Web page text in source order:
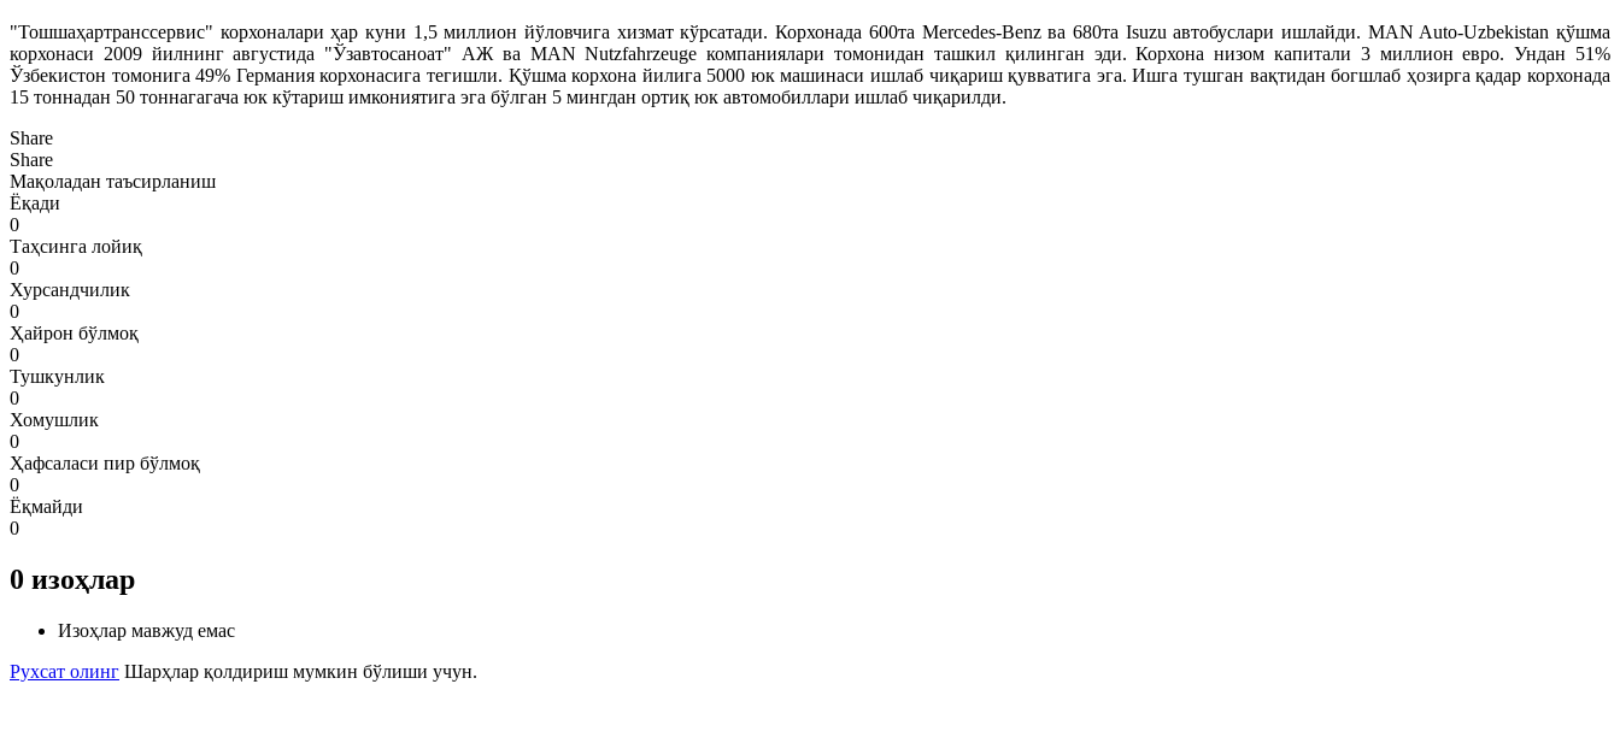
"Тошшаҳартранссервис" корхоналари ҳар куни 1,5 миллион йўловчига хизмат кўрсатади. Корхонада 600та Mercedes-Benz ва 680та Isuzu автобуслари ишлайди. MAN Auto-Uzbekistan қўшма
корхонаси 2009 йилнинг августида "Ўзавтосаноат" АЖ ва МAN Nutzfahrzeuge компаниялари томонидан ташкил қилинган эди. Корхона низом капитали 3 миллион евро. Ундан 51%
Ўзбекистон томонига 49% Германия корхонасига тегишли. Қўшма корхона йилига 5000 юк машинаси ишлаб чиқариш қувватига эга. Ишга тушган вақтидан богшлаб ҳозирга қадар корхонада
15 тоннадан 50 тоннагагача юк кўтариш имкониятига эга бўлган 5 мингдан ортиқ юк автомобиллари ишлаб чиқарилди.
Share
Share
Мақоладан таъсирланиш
Ёқади
0
Таҳсинга лойиқ
0
Хурсандчилик
0
Ҳайрон бўлмоқ
0
Тушкунлик
0
Хомушлик
0
Ҳафсаласи пир бўлмоқ
0
Ёқмайди
0
0 изоҳлар
Изоҳлар мавжуд емас
Рухсат олинг Шарҳлар қолдириш мумкин бўлиши учун.